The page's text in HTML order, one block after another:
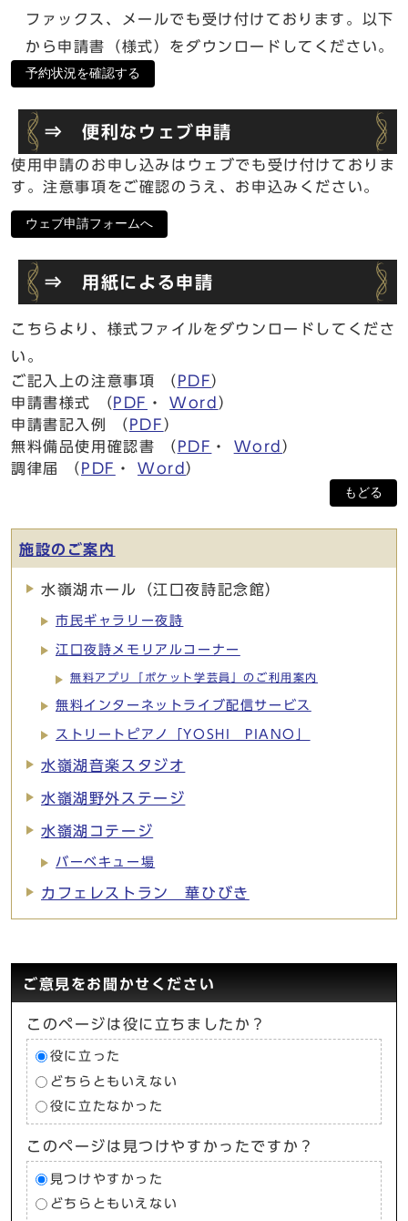
ファックス、メールでも受け付けております。以下
から申請書（様式）をダウンロードしてください。
予約状況を確認する
⇒ 便利なウェブ申請
使用申請のお申し込みはウェブでも受け付けておりま
す。注意事項をご確認のうえ、お申込みください。
ウェブ申請フォームへ
⇒ 用紙による申請
こちらより、様式ファイルをダウンロードしてくださ
い。
ご記入上の注意事項 （ PDF）
申請書様式 （ PDF ・Word ）
申請書記入例 （ PDF ）
無料備品使用確認書 （ PDF ・ Word ）
調律届 （ PDF ・Word ）
もどる
施設のご案内
水嶺湖ホール（江口夜詩記念館）
市民ギャラリー夜詩
江口夜詩メモリアルコーナー
無料アプリ「ポケット学芸員」のご利用案内
無料インターネットライブ配信サービス
ストリートピアノ「YOSHI PIANO」
水嶺湖音楽スタジオ
水嶺湖野外ステージ
水嶺湖コテージ
バーベキュー場
カフェレストラン 華ひびき
ご意見をお聞かせください
このページは役に立ちましたか？
役に立った
どちらともいえない
役に立たなかった
このページは見つけやすかったですか？
見つけやすかった
どちらともいえない